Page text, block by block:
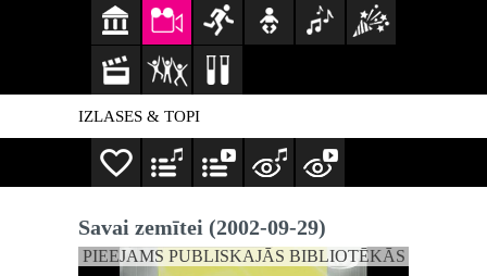
IZLASES & TOPI
Savai zemītei (2002-09-29)
PIEEJAMS PUBLISKAJĀS BIBLIOTĒKĀS